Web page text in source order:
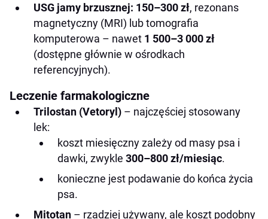
USG jamy brzusznej: 150–300 zł, rezonans
magnetyczny (MRI) lub tomografia
komputerowa – nawet 1 500–3 000 zł
(dostępne głównie w ośrodkach
referencyjnych).
Leczenie farmakologiczne
Trilostan (Vetoryl) – najczęściej stosowany
lek:
koszt miesięczny zależy od masy psa i
dawki, zwykle 300–800 zł/miesiąc.
konieczne jest podawanie do końca życia
psa.
Mitotan – rzadziej używany, ale koszt podobny